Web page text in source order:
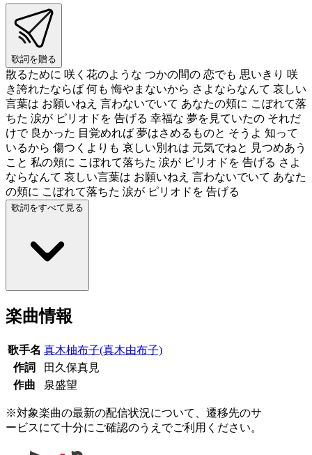
歌詞を贈る
散るために 咲く花のような つかの間の 恋でも 思いきり 咲
き誇れたならば 何も 悔やまないから さよならなんて 哀しい
言葉は お願いねえ 言わないでいて あなたの頬に こぼれて落
ちた 涙が ピリオドを 告げる 幸福な 夢を見ていたの それだ
けで 良かった 目覚めれば 夢はさめるものと そうよ 知って
いるから 傷つくよりも 哀しい別れは 元気でねと 見つめあう
こと 私の頬に こぼれて落ちた 涙が ピリオドを 告げる さよ
ならなんて 哀しい言葉は お願いねえ 言わないでいて あなた
の頬に こぼれて落ちた 涙が ピリオドを 告げる
歌詞をすべて見る
楽曲情報
歌手名 真木柚布子(真木由布子)
作詞
田久保真見
作曲
泉盛望
※対象楽曲の最新の配信状況について、遷移先のサ
ービスにて十分にご確認のうえでご利用ください。